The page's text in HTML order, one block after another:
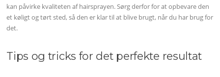
kan påvirke kvaliteten af hairsprayen. Sørg derfor for at opbevare den
et køligt og tørt sted, så den er klar til at blive brugt, når du har brug for
det.
Tips og tricks for det perfekte resultat